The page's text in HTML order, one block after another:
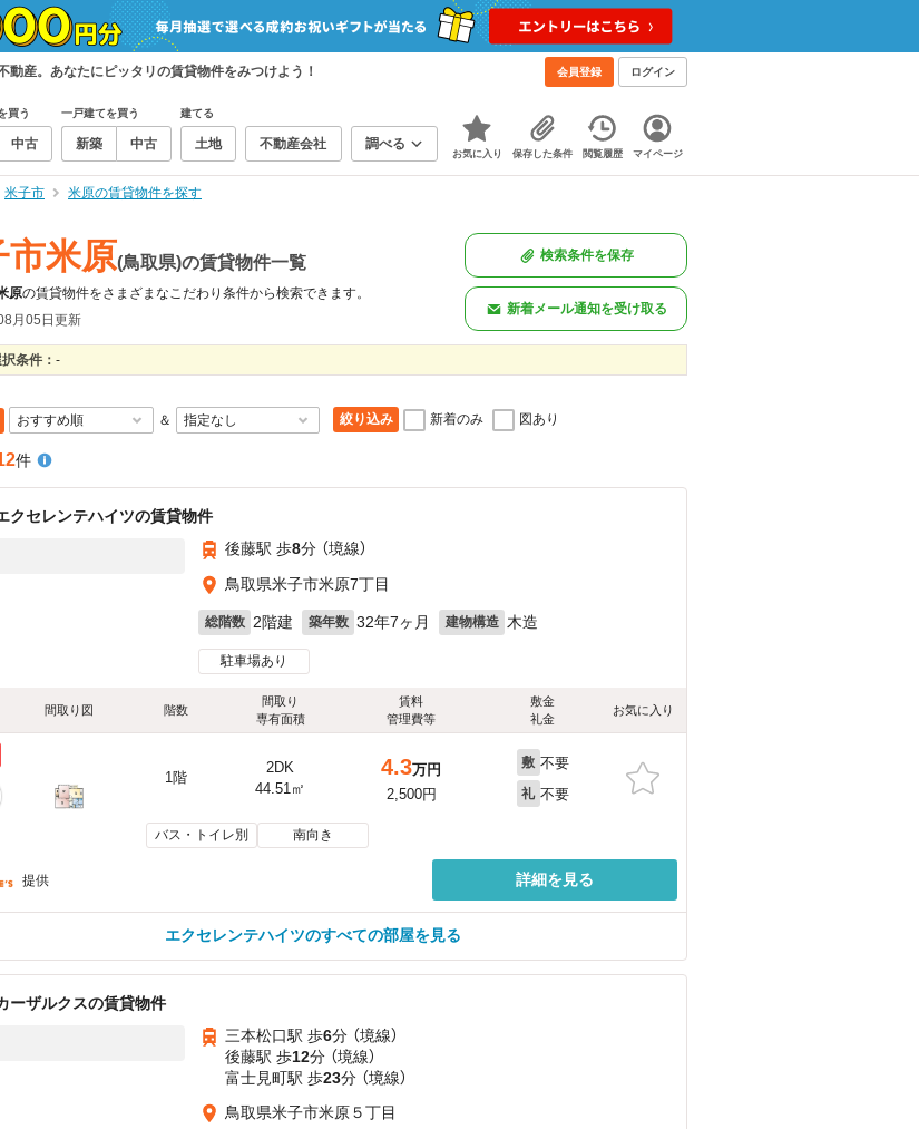
産。あなたにピッタリの賃貸物件をみつけよう！ 会員登録 ログイン
買う
中古
一戸建てを買う
新築 中古
建てる
土地 不動産会社 調べる
お気に入り 保存した条件 閲覧履歴 マイページ
米子市 米原の賃貸物件を探す
市米原(鳥取県)の賃貸物件一覧
原の賃貸物件をさまざまなこだわり条件から検索できます。
月05日更新
検索条件を保存
新着メール通知を受け取る
条件： -
＆ 絞り込み 新着のみ 図あり
件
クセレンテハイツの賃貸物件
後藤駅 歩8分 （境線）
鳥取県米子市米原7丁目
総階数 2階建 築年数 32年7ヶ月 建物構造 木造
駐車場あり
間取り図 階数
間取り
専有面積
賃料
管理費等
敷金
礼金
お気に入り
1階
2DK
44.51㎡
4.3万円
2,500円
敷 不要
礼 不要
バス・トイレ別 南向き
提供 詳細を見る
エクセレンテハイツのすべての部屋を見る
ーザルクスの賃貸物件
三本松口駅 歩6分 （境線）
後藤駅 歩12分 （境線）
富士見町駅 歩23分 （境線）
鳥取県米子市米原５丁目